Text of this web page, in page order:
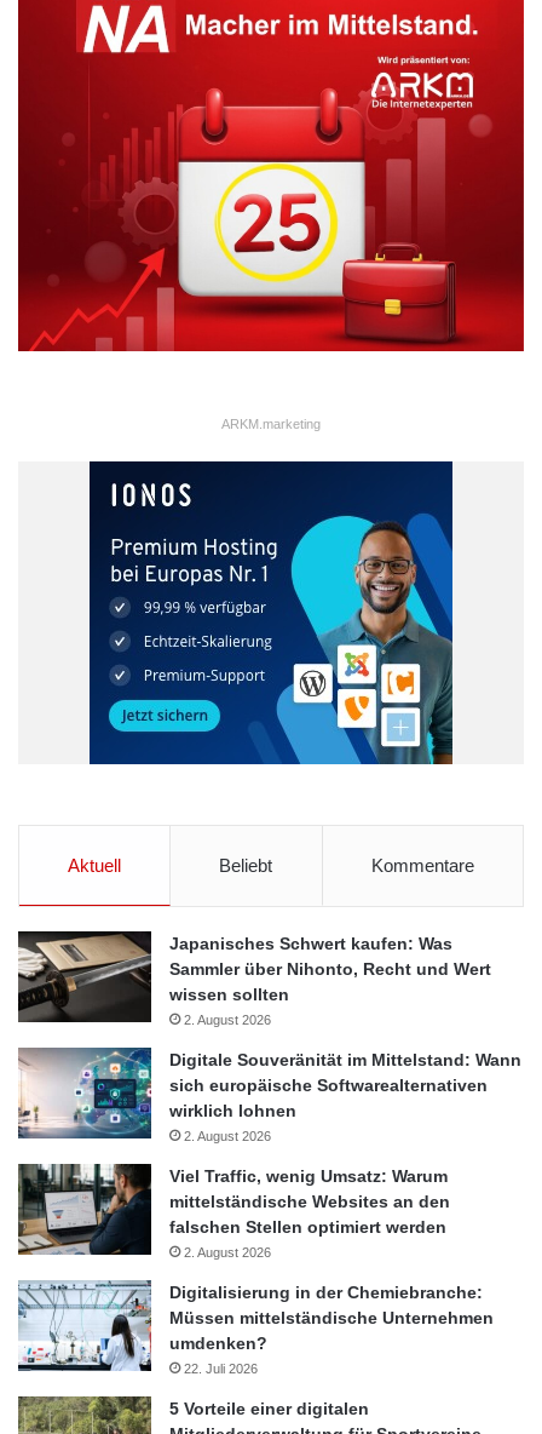
ARKM.marketing
Aktuell Beliebt Kommentare
Japanisches Schwert kaufen: Was
Sammler über Nihonto, Recht und Wert
wissen sollten
2. August 2026
Digitale Souveränität im Mittelstand: Wann
sich europäische Softwarealternativen
wirklich lohnen
2. August 2026
Viel Traffic, wenig Umsatz: Warum
mittelständische Websites an den
falschen Stellen optimiert werden
2. August 2026
Digitalisierung in der Chemiebranche:
Müssen mittelständische Unternehmen
umdenken?
22. Juli 2026
5 Vorteile einer digitalen